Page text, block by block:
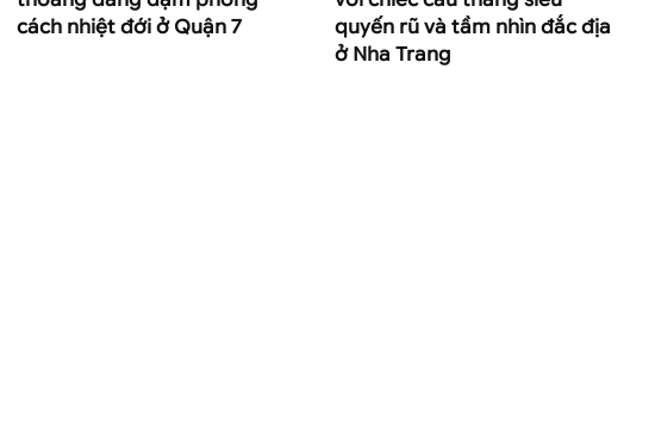
cách nhiệt đới ở Quận 7
quyến rũ và tầm nhìn đắc địa
ở Nha Trang